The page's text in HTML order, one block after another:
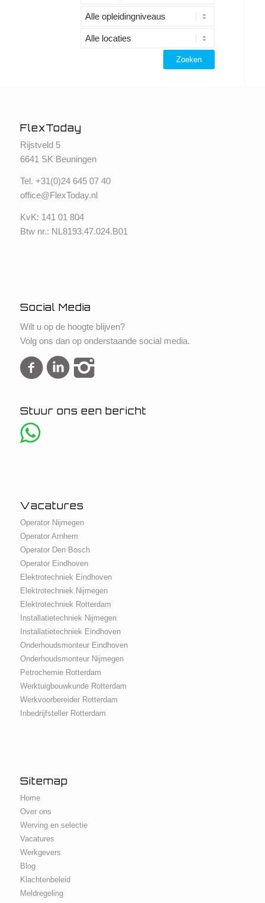
FlexToday
Rijstveld 5
6641 SK Beuningen
Tel. +31(0)24 645 07 40
office@FlexToday.nl
KvK: 141 01 804
Btw nr.: NL8193.47.024.B01
Social Media
Wilt u op de hoogte blijven?
Volg ons dan op onderstaande social media.
Stuur ons een bericht
Vacatures
Operator Nijmegen
Operator Arnhem
Operator Den Bosch
Operator Eindhoven
Elektrotechniek Eindhoven
Elektrotechniek Nijmegen
Elektrotechniek Rotterdam
Installatietechniek Nijmegen
Installatietechniek Eindhoven
Onderhoudsmonteur Eindhoven
Onderhoudsmonteur Nijmegen
Petrochemie Rotterdam
Werktuigbouwkunde Rotterdam
Werkvoorbereider Rotterdam
Inbedrijfsteller Rotterdam
Sitemap
Home
Over ons
Werving en selectie
Vacatures
Werkgevers
Blog
Klachtenbeleid
Meldregeling